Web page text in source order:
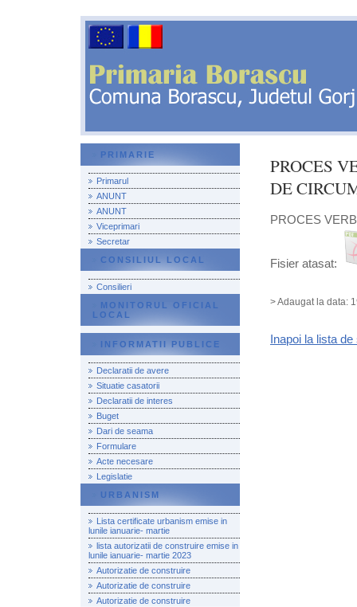
PRIMARIE
Primarul
ANUNT
ANUNT
Viceprimari
Secretar
CONSILIUL LOCAL
Consilieri
MONITORUL OFICIAL
LOCAL
INFORMATII PUBLICE
Declaratii de avere
Situatie casatorii
Declaratii de interes
Buget
Dari de seama
Formulare
Acte necesare
Legislatie
URBANISM
Lista certificate urbanism emise in
lunile ianuarie- martie
lista autorizatii de construire emise in
lunile ianuarie- martie 2023
Autorizatie de construire
Autorizatie de construire
Autorizatie de construire
PROCES
DE
PROCES
Fisier atasat:
> Adaugat la data:
Inapoi la lista de